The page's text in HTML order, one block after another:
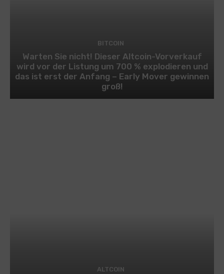
BITCOIN
Warten Sie nicht! Dieser Altcoin-Vorverkauf
wird vor der Listung um 700 % explodieren und
das ist erst der Anfang – Early Mover gewinnen
groß!
ALTCOIN